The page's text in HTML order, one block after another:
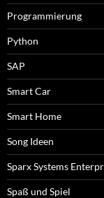
Programmierung
Python
SAP
Smart Car
Smart Home
Song Ideen
Sparx Systems
Spaß und Spiel